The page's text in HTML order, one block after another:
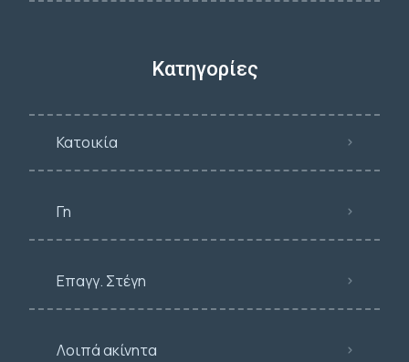
Κατηγορίες
Κατοικία
Γη
Επαγγ. Στέγη
Λοιπά ακίνητα